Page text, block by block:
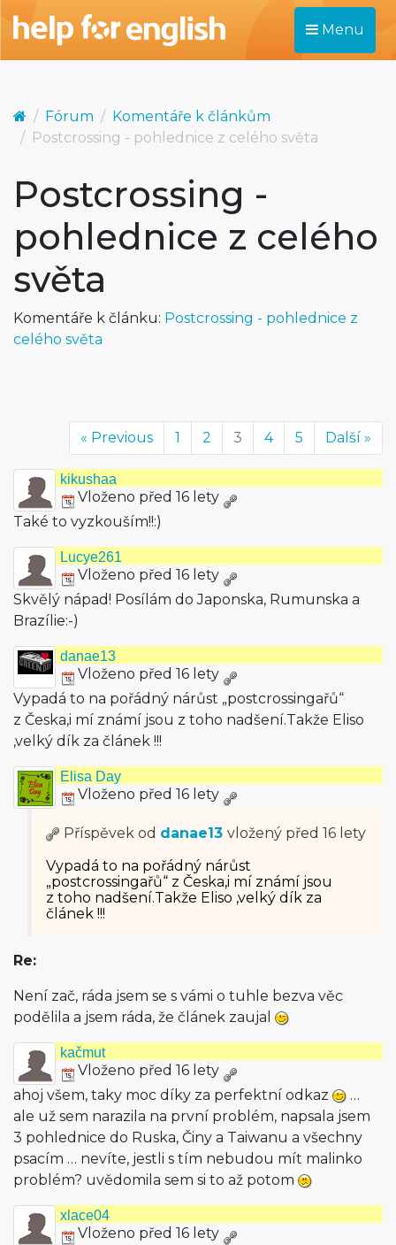
Menu
Fórum
Komentáře k článkům
Postcrossing - pohlednice z celého světa
Postcrossing -
pohlednice z celého
světa
Komentáře k článku: Postcrossing - pohlednice z
celého světa
« Previous 1 2 3 4 5 Další »
kikushaa
Vloženo před 16 lety
Také to vyzkouším!!:)
Lucye261
Vloženo před 16 lety
Skvělý nápad! Posílám do Japonska, Rumunska a
Brazílie:-)
danae13
Vloženo před 16 lety
Vypadá to na pořádný nárůst „postcrossingařů“
z Česka,i mí známí jsou z toho nadšení.Takže Eliso
,velký dík za článek !!!
Elisa Day
Vloženo před 16 lety
Příspěvek od danae13 vložený před 16 lety
Vypadá to na pořádný nárůst
„postcrossingařů“ z Česka,i mí známí jsou
z toho nadšení.Takže Eliso ,velký dík za
článek !!!
Re:
Není zač, ráda jsem se s vámi o tuhle bezva věc
podělila a jsem ráda, že článek zaujal
kačmut
Vloženo před 16 lety
ahoj všem, taky moc díky za perfektní odkaz
…
ale už sem narazila na první problém, napsala jsem
3 pohlednice do Ruska, Činy a Taiwanu a všechny
psacím … nevíte, jestli s tím nebudou mít malinko
problém? uvědomila sem si to až potom
xlace04
Vloženo před 16 lety